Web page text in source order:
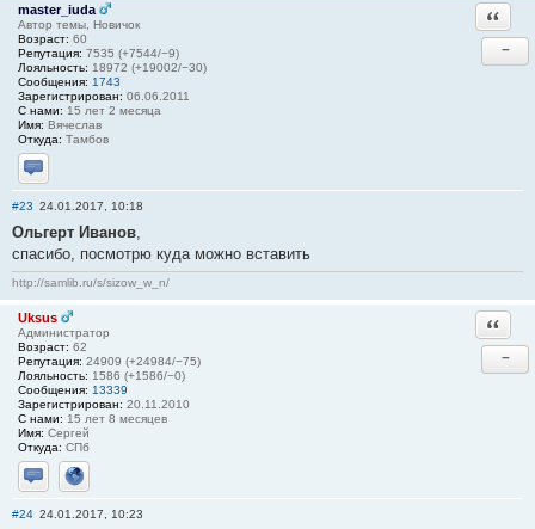
master_iuda
Автор темы, Новичок
Возраст: 60
Репутация: 7535 (+7544/−9)
Лояльность: 18972 (+19002/−30)
Сообщения: 1743
Зарегистрирован: 06.06.2011
С нами: 15 лет 2 месяца
Имя: Вячеслав
Откуда: Тамбов
Отправить личное сообщение
−
#23 24.01.2017, 10:18
Ольгерт Иванов
спасибо, посмотрю куда можно вставить
http://samlib.ru/s/sizow_w_n/
Uksus
Администратор
Возраст: 62
Репутация: 24909 (+24984/−75)
Лояльность: 1586 (+1586/−0)
Сообщения: 13339
Зарегистрирован: 20.11.2010
С нами: 15 лет 8 месяцев
Имя: Сергей
Откуда: СПб
Отправить личное сообщение
Сайт
−
#24 24.01.2017, 10:23